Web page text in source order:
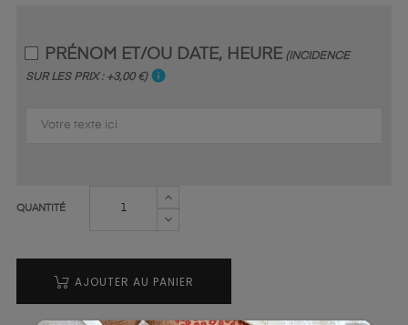
PRÉNOM ET/OU DATE, HEURE (INCIDENCE
SUR LES PRIX : +3,00 €) info
QUANTITÉ
AJOUTER AU PANIER